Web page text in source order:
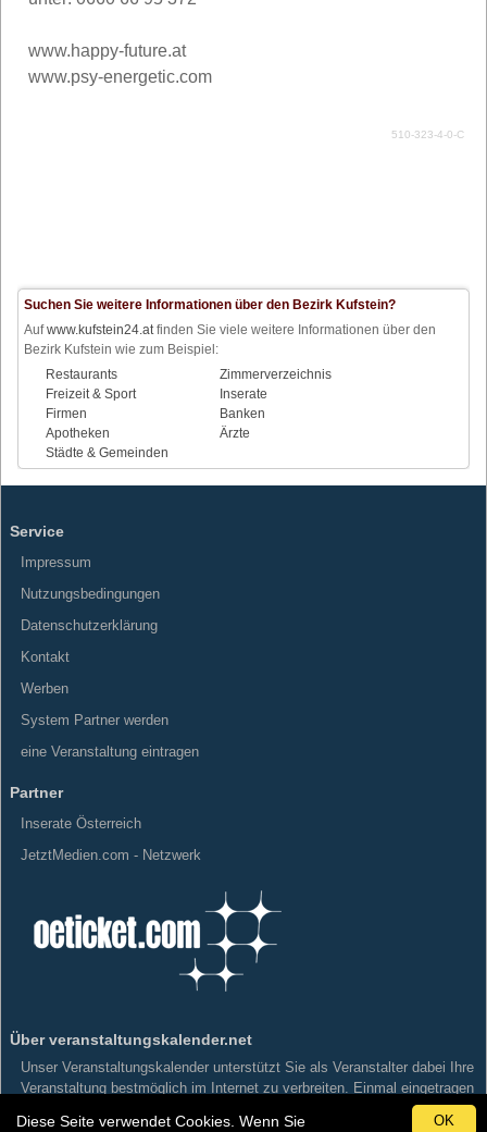
www.happy-future.at
www.psy-energetic.com
510-323-4-0-C
Suchen Sie weitere Informationen über den Bezirk Kufstein?
Aufwww.kufstein24.atfinden Sie viele weitere Informationen über den
Bezirk Kufstein wie zum Beispiel:
Restaurants
Zimmerverzeichnis
Freizeit & Sport
Inserate
Firmen
Banken
Apotheken
Ärzte
Städte & Gemeinden
Service
Impressum
Nutzungsbedingungen
Datenschutzerklärung
Kontakt
Werben
System Partner werden
eine Veranstaltung eintragen
Partner
Inserate Österreich
JetztMedien.com - Netzwerk
Über veranstaltungskalender.net
Unser Veranstaltungskalender unterstützt Sie als Veranstalter dabei Ihre
Veranstaltung bestmöglich im Internet zu verbreiten. Einmal eingetragen
wird Ihre Veranstaltung Kategorisiert und Geografisch einer Gemeinde,
Diese Seite verwendet Cookies. Wenn Sie OK